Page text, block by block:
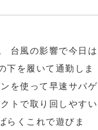
台風の影響で今日は
下を履いて通勤しま
を使って早速サバゲ
トで取り回しやすい
らくこれで遊びま